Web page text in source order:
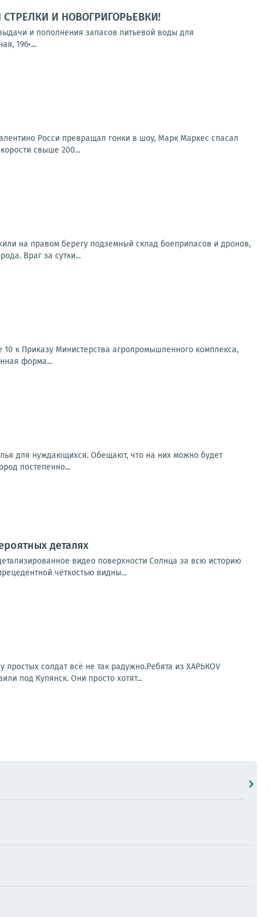
И НОВОГРИГОРЬЕВКИ!
и пополнения запасов питьевой воды для
196•...
Росси превращал гонки в шоу, Марк Маркес спасал
свыше 200...
на правом берегу подземный склад боеприпасов и дронов,
Враг за сутки...
к Приказу Министерства агропромышленного комплекса,
форма...
для нуждающихся. Обещают, что на них можно будет
постепенно...
деталях
видео поверхности Солнца за всю историю
чёткостью видны...
солдат всё не так радужно.Ребята из ХАРЬКОV
под Купянск. Они просто хотят...